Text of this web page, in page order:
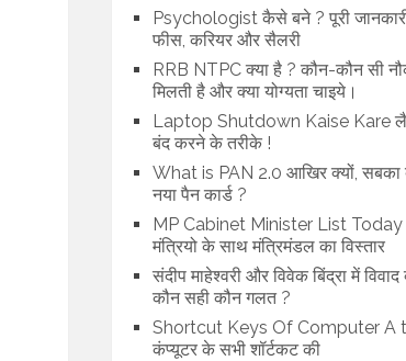
Psychologist कैसे बने ? पूरी
फीस, करियर और सैलरी
RRB NTPC क्या है ? कौन-कौन सी
मिलती है और क्या योग्यता चाइये।
Laptop Shutdown Kaise Kare
बंद करने के तरीके !
What is PAN 2.0 आखिर क्यों, सबका
नया पैन कार्ड ?
MP Cabinet Minister List Today
मंत्रियो के साथ मंत्रिमंडल का विस्तार
संदीप माहेश्वरी और विवेक बिंद्रा में विवाद
कौन सही कौन गलत ?
Shortcut Keys Of Computer A
कंप्यूटर के सभी शॉर्टकट की